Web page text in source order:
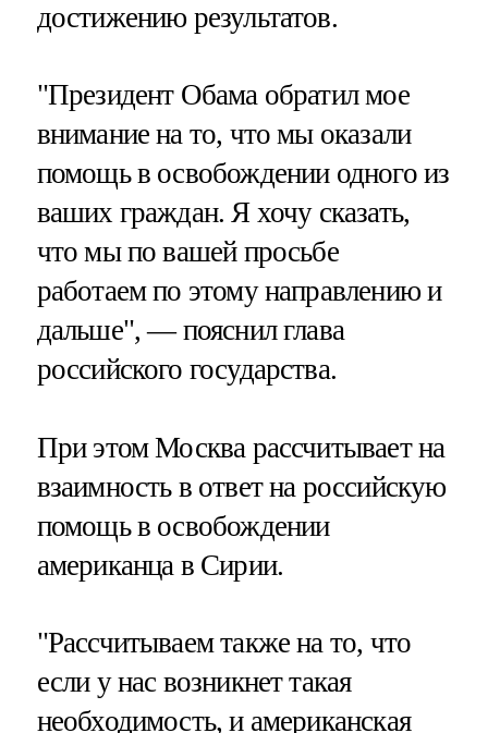
достижению результатов.
"Президент Обама обратил мое
внимание на то, что мы оказали
помощь в освобождении одного из
ваших граждан. Я хочу сказать,
что мы по вашей просьбе
работаем по этому направлению и
дальше", — пояснил глава
российского государства.
При этом Москва рассчитывает на
взаимность в ответ на российскую
помощь в освобождении
американца в Сирии.
"Рассчитываем также на то, что
если у нас возникнет такая
необходимость, и американская